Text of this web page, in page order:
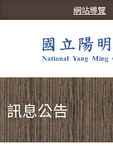
網站導覽
訊息公告